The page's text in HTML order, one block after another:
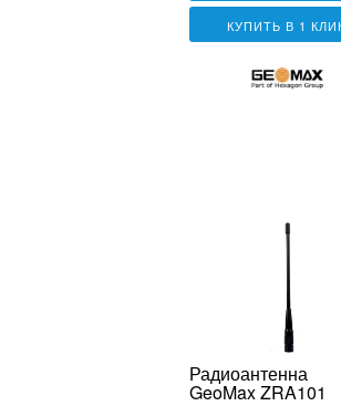
КУПИТЬ В 1
Радиоантенна
GeoMax ZRA101